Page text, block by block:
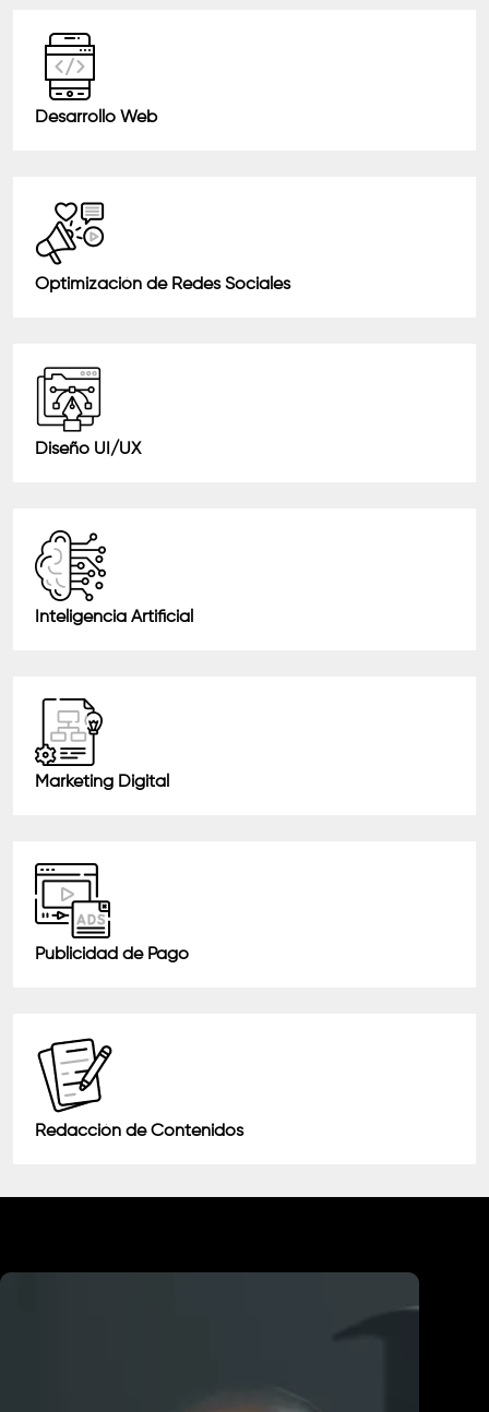
Desarrollo Web
Optimización de Redes Sociales
Diseño UI/UX
Inteligencia Artificial
Marketing Digital
Publicidad de Pago
Redacción de Contenidos